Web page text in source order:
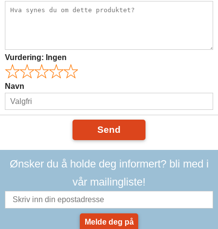
Vurdering: Ingen
Navn
Send
Ønsker du å holde deg informert? bli med i
vår mailingliste!
Melde deg på